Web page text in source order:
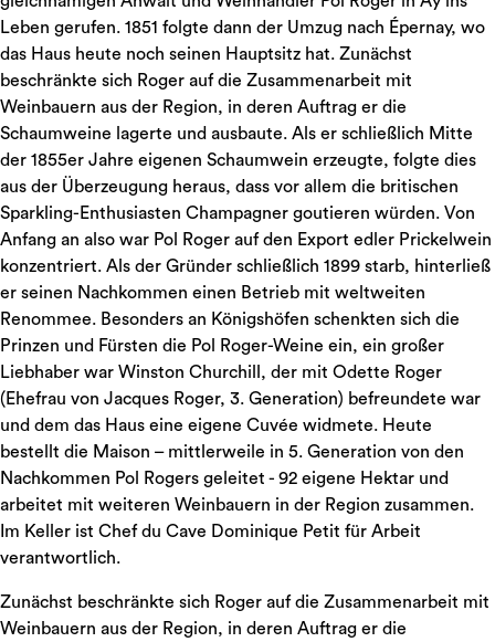
Leben gerufen. 1851 folgte dann der Umzug nach Épernay, wo
das Haus heute noch seinen Hauptsitz hat. Zunächst
beschränkte sich Roger auf die Zusammenarbeit mit
Weinbauern aus der Region, in deren Auftrag er die
Schaumweine lagerte und ausbaute. Als er schließlich Mitte
der 1855er Jahre eigenen Schaumwein erzeugte, folgte dies
aus der Überzeugung heraus, dass vor allem die britischen
Sparkling-Enthusiasten Champagner goutieren würden. Von
Anfang an also war Pol Roger auf den Export edler Prickelwein
konzentriert. Als der Gründer schließlich 1899 starb, hinterließ
er seinen Nachkommen einen Betrieb mit weltweiten
Renommee. Besonders an Königshöfen schenkten sich die
Prinzen und Fürsten die Pol Roger-Weine ein, ein großer
Liebhaber war Winston Churchill, der mit Odette Roger
(Ehefrau von Jacques Roger, 3. Generation) befreundete war
und dem das Haus eine eigene Cuvée widmete. Heute
bestellt die Maison – mittlerweile in 5. Generation von den
Nachkommen Pol Rogers geleitet - 92 eigene Hektar und
arbeitet mit weiteren Weinbauern in der Region zusammen.
Im Keller ist Chef du Cave Dominique Petit für Arbeit
verantwortlich.
Zunächst beschränkte sich Roger auf die Zusammenarbeit mit
Weinbauern aus der Region, in deren Auftrag er die